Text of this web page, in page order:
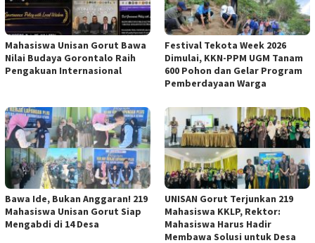
Mahasiswa Unisan Gorut Bawa
Nilai Budaya Gorontalo Raih
Pengakuan Internasional
Festival Tekota Week 2026
Dimulai, KKN-PPM UGM Tanam
600 Pohon dan Gelar Program
Pemberdayaan Warga
Bawa Ide, Bukan Anggaran! 219
Mahasiswa Unisan Gorut Siap
Mengabdi di 14 Desa
UNISAN Gorut Terjunkan 219
Mahasiswa KKLP, Rektor:
Mahasiswa Harus Hadir
Membawa Solusi untuk Desa